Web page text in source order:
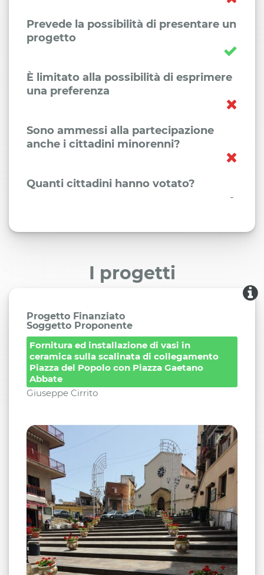
Prevede la possibilità di presentare un
progetto
È limitato alla possibilità di esprimere
una preferenza
Sono ammessi alla partecipazione
anche i cittadini minorenni?
Quanti cittadini hanno votato?
-
I progetti
Progetto Finanziato
Soggetto Proponente
Fornitura ed installazione di vasi in
ceramica sulla scalinata di collegamento
Piazza del Popolo con Piazza Gaetano
Abbate
Giuseppe Cirrito